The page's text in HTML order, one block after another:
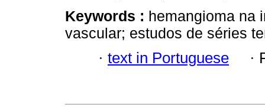
Keywords : hemangioma na
vascular; estudos de séries
· text in Portuguese ·